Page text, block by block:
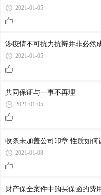
2021-01-05
涉疫情不可抗力抗辩并非必然
2021-01-05
共同保证与一事不再理
2021-01-05
收条未加盖公司印章 性质如何
2021-01-08
财产保全案件中购买保函的费